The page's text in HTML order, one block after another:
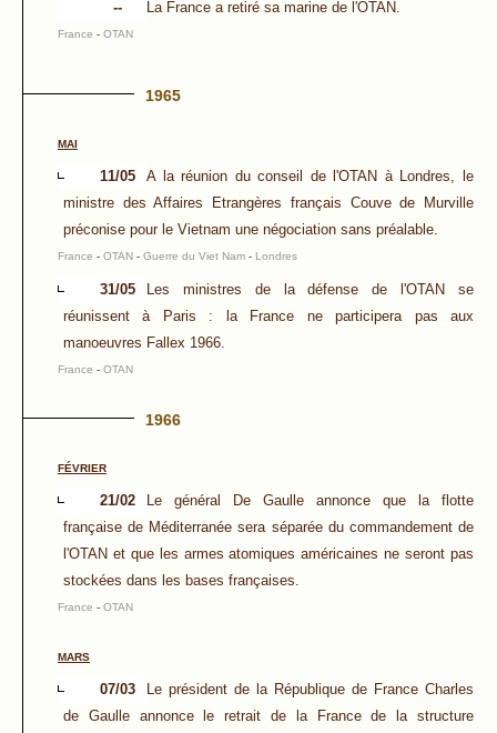
-- La France a retiré sa marine de l'OTAN.
France - OTAN
1965
MAI
11/05
A la réunion du conseil de l'OTAN à Londres, le
ministre des Affaires Etrangères français Couve de Murville
préconise pour le Vietnam une négociation sans préalable.
France - OTAN - Guerre du Viet Nam - Londres
31/05
Les ministres de la défense de l'OTAN se
réunissent à Paris : la France ne participera pas aux
manoeuvres Fallex 1966.
France - OTAN
1966
FÉVRIER
21/02
Le général De Gaulle annonce que la flotte
française de Méditerranée sera séparée du commandement de
l'OTAN et que les armes atomiques américaines ne seront pas
stockées dans les bases françaises.
France - OTAN
MARS
07/03
Le président de la République de France Charles
de Gaulle annonce le retrait de la France de la structure